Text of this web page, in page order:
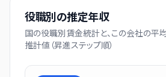
役職別の推定年収
国の役職別賃金統計と、この会社の平
推計値（昇進ステップ順）